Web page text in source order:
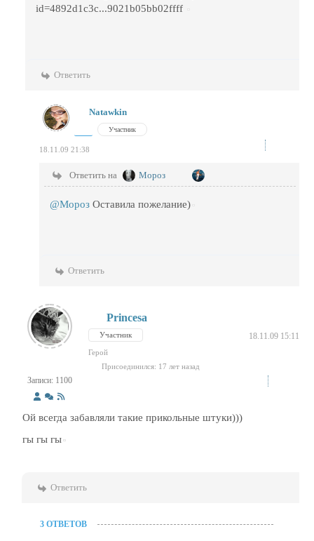
id=4892d1c3c...9021b05bb02ffff
Ответить
Natawkin
Участник
18.11.09 21:38
Ответить на Мороз
@Мороз Оставила пожелание)
Ответить
Записи: 1100
Princesa
Участник 18.11.09 15:11
Герой
Присоединился: 17 лет назад
Ой всегда забавляли такие прикольные штуки)))
гы гы гы
Ответить
3 ОТВЕТОВ